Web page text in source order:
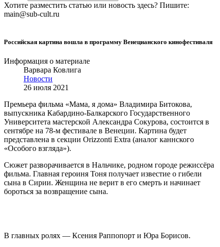
Хотите разместить статью или новость здесь? Пишите:
main@sub-cult.ru
Российская картина вошла в программу Венецианского кинофестиваля
Информация о материале
Варвара Ковлига
Новости
26 июля 2021
Премьера фильма «Мама, я дома» Владимира Битокова,
выпускника Кабардино-Балкарского Государственного
Университета мастерской Александра Сокурова, состоится в
сентябре на 78-м фестивале в Венеции. Картина будет
представлена в секции Orizzonti Extra (аналог каннского
«Особого взгляда»).
Сюжет разворачивается в Нальчике, родном городе режиссёра
фильма. Главная героиня Тоня получает известие о гибели
сына в Сирии. Женщина не верит в его смерть и начинает
бороться за возвращение сына.
В главных ролях — Ксения Раппопорт и Юра Борисов.